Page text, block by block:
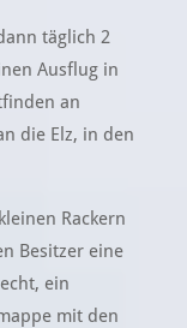
täglich 2
Ausflug in
an
die Elz, in den
Rackern
Besitzer eine
ein
mit den